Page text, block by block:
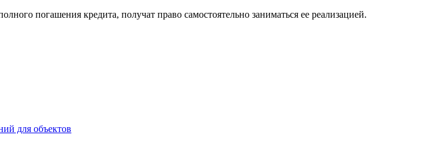
погашения кредита, получат право самостоятельно заниматься ее реализацией.
для объектов